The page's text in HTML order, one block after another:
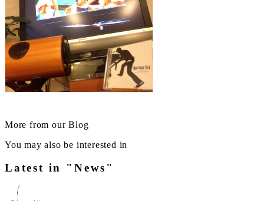
More from our Blog
You may also be interested in
Latest in "News"